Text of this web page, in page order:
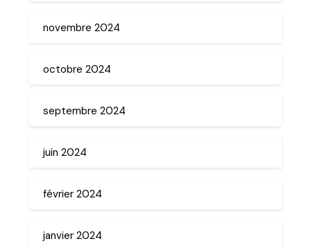
novembre 2024
octobre 2024
septembre 2024
juin 2024
février 2024
janvier 2024